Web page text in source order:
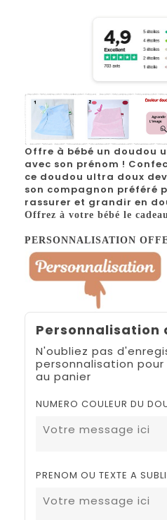
Offre à bébé un doudou
avec son prénom !
ce doudou ultra doux
son compagnon préféré
rassurer et grandir en
Offrez à votre bébé le
PERSONNALISATION
Personnalisation
N'oubliez pas
personnalisation
au panier
NUMERO COULEUR DU
PRENOM OU TEXTE A